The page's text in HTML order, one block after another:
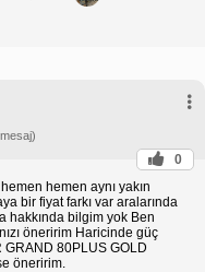
0
hemen aynı yakın
bir fiyat farkı var aralarında
hakkında bilgim yok Ben
öneririm Haricinde güç
GRAND 80PLUS GOLD
öneririm.